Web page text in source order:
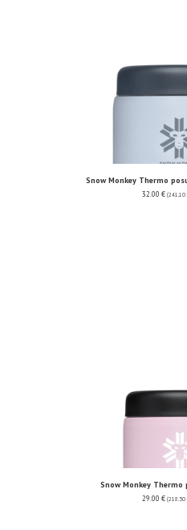
Snow Monkey Thermo
32.00 € (241.10
Snow Monkey
29.00 € (218.50